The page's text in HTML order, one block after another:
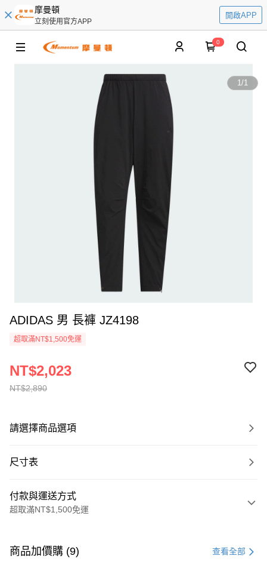
摩曼頓
立刻使用官方APP
開啟APP
0
1/1
ADIDAS 男 長褲 JZ4198
超取滿NT$1,500免運
NT$2,890
NT$2,023
請選擇商品選項
尺寸表
付款與運送方式
超取滿NT$1,500免運
信用卡一次付款
商品加價購 (9) 查看全部